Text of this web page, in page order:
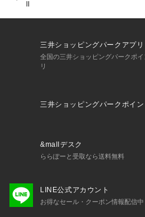
三井ショッピングパークアプリ
全国の三井ショッピングパークポ
リ
三井ショッピングパークポイン
&mallデスク
ららぽーと受取なら送料無料
LINE公式アカウント
お得なセール・クーポン情報配信中